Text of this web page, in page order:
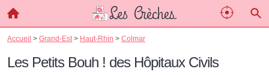
Accueil > Grand-Est > Haut-Rhin > Colmar
Les Petits Bouh ! des Hôpitaux Civils